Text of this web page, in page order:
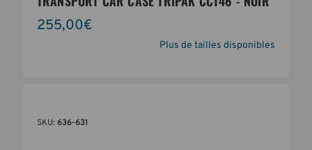
255,00€
Plus de tailles disponibles
SKU: 636-631